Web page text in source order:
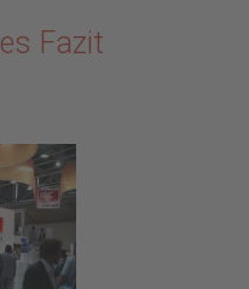
Fazit